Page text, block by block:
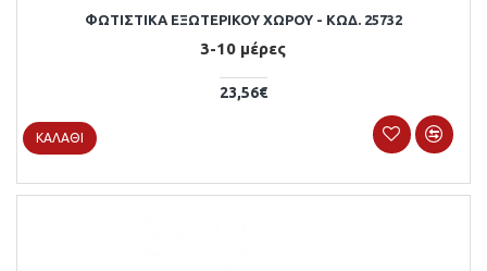
ΦΩΤΙΣΤΙΚΑ ΕΞΩΤΕΡΙΚΟΥ ΧΩΡΟΥ - ΚΩΔ. 25732
3-10 μέρες
23,56€
ΚΑΛΆΘΙ